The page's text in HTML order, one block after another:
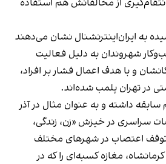
از مخالفانش هم استفاده
به ایران‌اینترنشنال نشان می‌دهند
شهروندان به دلیل فعالیت
و با هدف اعمال فشار بر افراد،
در تهران پلمب شده‌اند.
داشته و به عنوان مثال در آذر
سراسری در خیزش «زن، زندگی،
توقف اعتصاب در شهرهای مختلف
مغازه کسبه‌ای را که در